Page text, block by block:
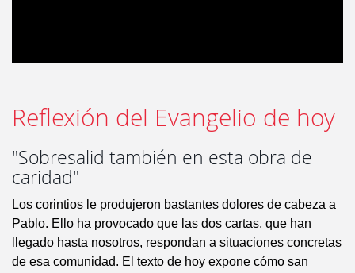
Reflexión del Evangelio de hoy
"Sobresalid también en esta obra de
caridad"
Los corintios le produjeron bastantes dolores de cabeza a
Pablo. Ello ha provocado que las dos cartas, que han
llegado hasta nosotros, respondan a situaciones concretas
de esa comunidad. El texto de hoy expone cómo san